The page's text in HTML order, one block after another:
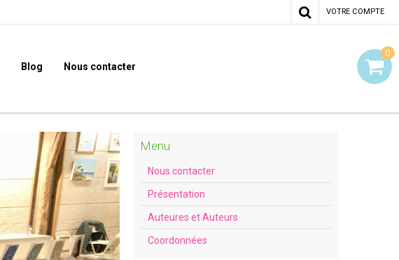
Blog Nous contacter
0
VOTRE COMPTE
Menu
Nous contacter
Présentation
Auteures et Auteurs
Coordonnées